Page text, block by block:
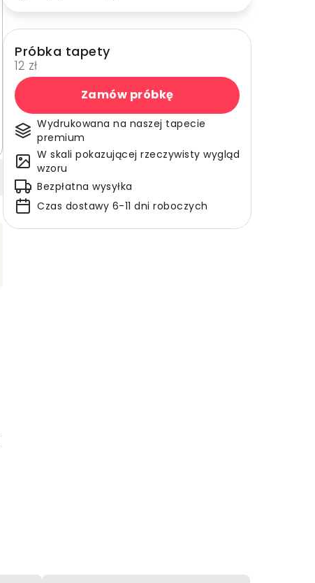
Próbka tapety
12 zł
Zamów próbkę
Wydrukowana na naszej tapecie
premium
W skali pokazującej rzeczywisty wygląd
wzoru
Bezpłatna wysyłka
Czas dostawy 6-11 dni roboczych